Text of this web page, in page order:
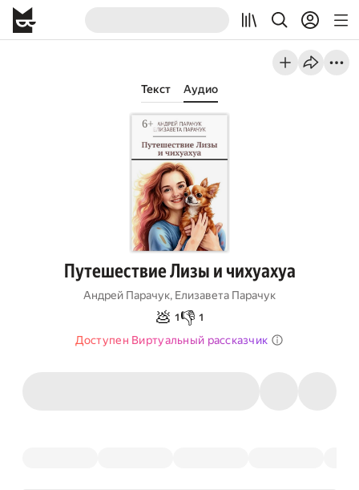
Текст Аудио
Путешествие Лизы и чихуахуа
Андрей Парачук, Елизавета Парачук
💩 1 👎 1
Доступен Виртуальный рассказчик